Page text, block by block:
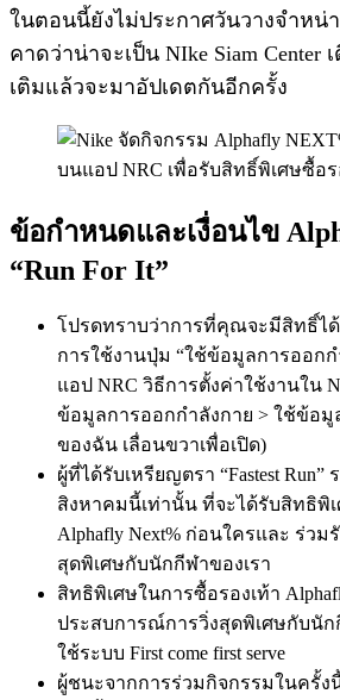
ในตอนนี้ยังไม่ประกาศวันวางจำหน่
คาดว่าน่าจะเป็น NIke Siam Center
เติมแล้วจะมาอัปเดตกันอีกครั้ง
ข้อกำหนดและเงื่อนไข
“Run For It”
โปรดทราบว่าการที่คุณจะมีสิทธิ์ไ
การใช้งานปุ่ม “ใช้ข้อมูลการออก
แอป NRC วิธีการตั้งค่าใช้งานใน
ข้อมูลการออกกำลังกาย > ใช้ข้อมู
ของฉัน เลื่อนขวาเพื่อเปิด)
ผู้ที่ได้รับเหรียญตรา “Fastest Run”
สิงหาคมนี้เท่านั้น ที่จะได้รับสิทธิพิ
Alphafly Next% ก่อนใครและ ร่ว
สุดพิเศษกับนักกีฬาของเรา
สิทธิพิเศษในการซื้อรองเท้า
ประสบการณ์การวิ่งสุดพิเศษกับนัก
ใช้ระบบ First come first serve
ผู้ชนะจากการร่วมกิจกรรมในครั้ง